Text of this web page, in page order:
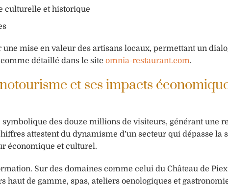
culturelle et historique
mise en valeur des artisans locaux, permettant un
détaillé dans le site omnia-restaurant.com.
et ses impacts
des douze millions de visiteurs, générant une
attestent du dynamisme d’un secteur qui dépasse la
économique et culturel.
Sur des domaines comme celui du Château de
haut de gamme, spas, ateliers oenologiques et